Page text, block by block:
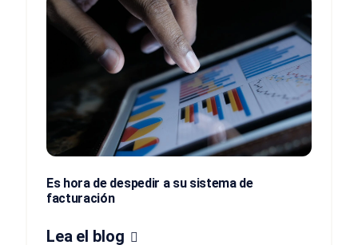
Es hora de despedir a su sistema de
facturación
Lea el blog